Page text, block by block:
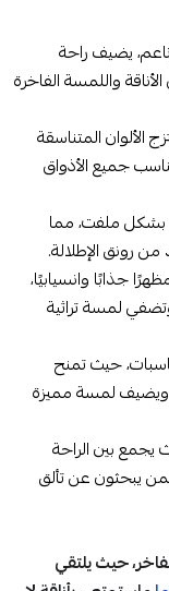
يضيف راحة
الأناقة واللمسة الفاخرة
الألوان المتناسقة
جميع الأذواق
بشكل ملفت، مما
من رونق الإطلالة.
جذابًا وانسيابيًا،
لمسة تراثية
حيث تمنح
ويضيف لمسة مميزة
بين الراحة
يبحثون عن تألق
حيث يلتقي